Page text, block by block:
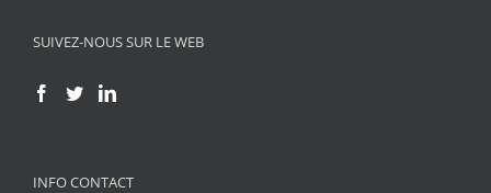
SUIVEZ-NOUS SUR LE WEB
INFO CONTACT